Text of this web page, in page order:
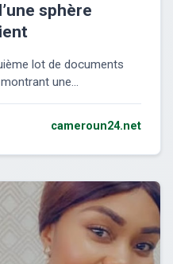
sphère
lot de documents
une...
cameroun24.net